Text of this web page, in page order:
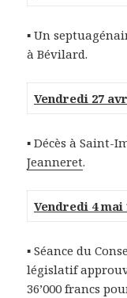
▪ Un
à Bévilard.
Vendredi 27
▪ Décès à Saint-
Jeanneret.
Vendredi 4 mai
▪ Séance du
législatif
36’000 francs